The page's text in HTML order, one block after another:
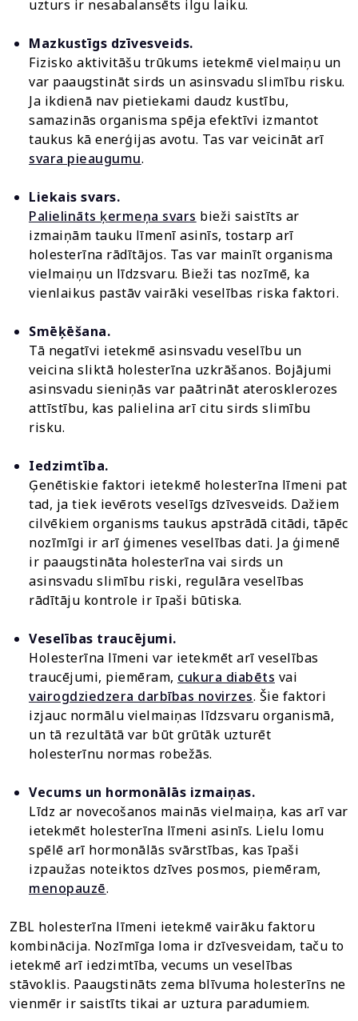
uzturs ir nesabalansēts ilgu laiku.
Mazkustīgs dzīvesveids.
Fizisko aktivitāšu trūkums ietekmē vielmaiņu un
var paaugstināt sirds un asinsvadu slimību risku.
Ja ikdienā nav pietiekami daudz kustību,
samazinās organisma spēja efektīvi izmantot
taukus kā enerģijas avotu. Tas var veicināt arī
svara pieaugumu.
Liekais svars.
Palielināts ķermeņa svars bieži saistīts ar
izmaiņām tauku līmenī asinīs, tostarp arī
holesterīna rādītājos. Tas var mainīt organisma
vielmaiņu un līdzsvaru. Bieži tas nozīmē, ka
vienlaikus pastāv vairāki veselības riska faktori.
Smēķēšana.
Tā negatīvi ietekmē asinsvadu veselību un
veicina sliktā holesterīna uzkrāšanos. Bojājumi
asinsvadu sieniņās var paātrināt aterosklerozes
attīstību, kas palielina arī citu sirds slimību
risku.
Iedzimtība.
Ģenētiskie faktori ietekmē holesterīna līmeni pat
tad, ja tiek ievērots veselīgs dzīvesveids. Dažiem
cilvēkiem organisms taukus apstrādā citādi, tāpēc
nozīmīgi ir arī ģimenes veselības dati. Ja ģimenē
ir paaugstināta holesterīna vai sirds un
asinsvadu slimību riski, regulāra veselības
rādītāju kontrole ir īpaši būtiska.
Veselības traucējumi.
Holesterīna līmeni var ietekmēt arī veselības
traucējumi, piemēram, cukura diabēts vai
vairogdziedzera darbības novirzes. Šie faktori
izjauc normālu vielmaiņas līdzsvaru organismā,
un tā rezultātā var būt grūtāk uzturēt
holesterīnu normas robežās.
Vecums un hormonālās izmaiņas.
Līdz ar novecošanos mainās vielmaiņa, kas arī var
ietekmēt holesterīna līmeni asinīs. Lielu lomu
spēlē arī hormonālās svārstības, kas īpaši
izpaužas noteiktos dzīves posmos, piemēram,
menopauzē.
ZBL holesterīna līmeni ietekmē vairāku faktoru
kombinācija. Nozīmīga loma ir dzīvesveidam, taču to
ietekmē arī iedzimtība, vecums un veselības
stāvoklis. Paaugstināts zema blīvuma holesterīns ne
vienmēr ir saistīts tikai ar uztura paradumiem.